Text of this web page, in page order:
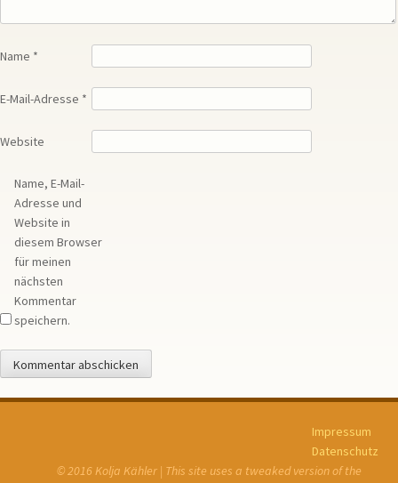
Name *
E-Mail-Adresse *
Website
Name, E-Mail-
Adresse und
Website in
diesem Browser
für meinen
nächsten
Kommentar
speichern.
Impressum
Datenschutz
© 2016 Kolja Kähler | This site uses a tweaked version of the